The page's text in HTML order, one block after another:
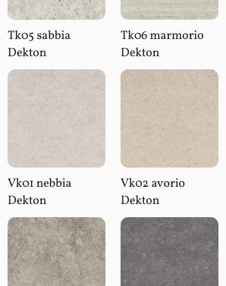
Tk05 sabbia
Dekton
Tk06 marmorio
Dekton
Vk01 nebbia
Dekton
Vk02 avorio
Dekton